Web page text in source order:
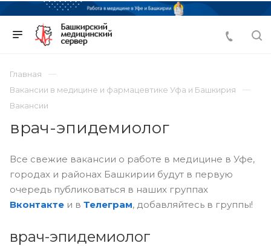
Главная
Вакансии в медицине и фармацевтике Уфа и Башкирия
Вакансии
врач-эпидемиолог
Все свежие вакансии о работе в медицине в Уфе,
городах и районах Башкирии будут в первую
очередь публиковаться в наших группах
Вконтакте и в Телеграм, добавляйтесь в группы!
врач-эпидемиолог